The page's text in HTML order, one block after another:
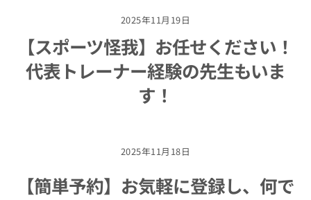
2025年11月19日
【スポーツ怪我】お任せください！
代表トレーナー経験の先生もいま
す！
2025年11月18日
【簡単予約】お気軽に登録し、何で